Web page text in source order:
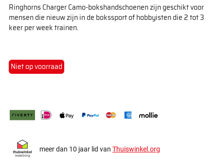
de
afbeeldingen-
gallerij
de
afbeeldingen-
gallerij
Ringhorns Charger Camo-bokshandschoenen zijn geschikt voor
mensen die nieuw zijn in de bokssport of hobbyisten die 2 tot 3
keer per week trainen.
Niet op voorraad
meer dan 10 jaar lid van Thuiswinkel.org